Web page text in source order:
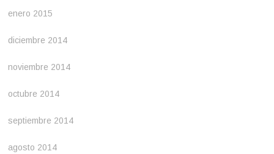
enero 2015
diciembre 2014
noviembre 2014
octubre 2014
septiembre 2014
agosto 2014